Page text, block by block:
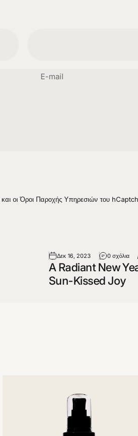
E-mail
και οιΌροι Παροχής Υπηρεσιών του
Δεκ 16, 2023 0 σχόλια
A Radiant New
Sun-Kissed Joy